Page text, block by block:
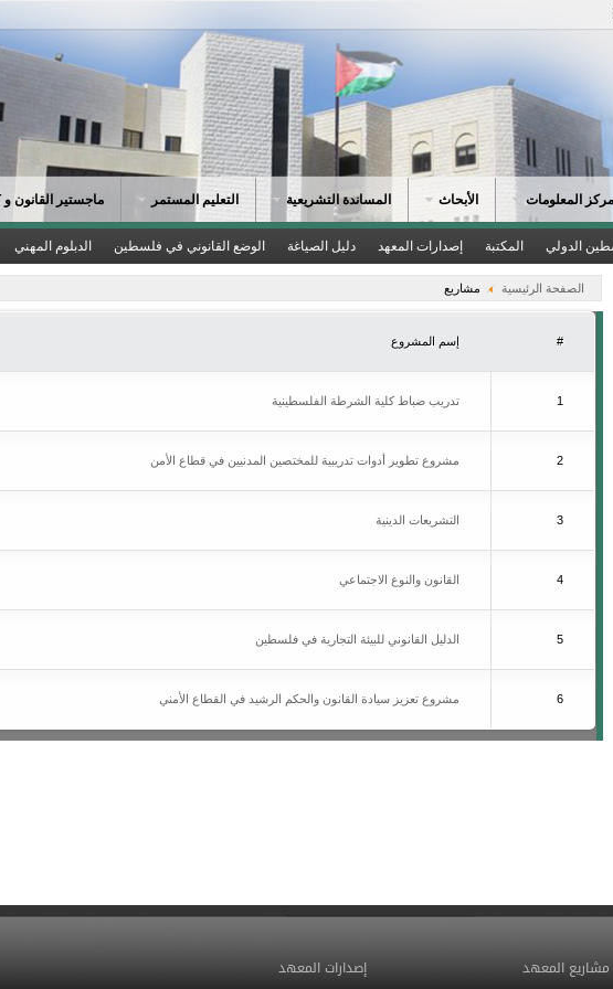
مركز المعلومات الأبحاث المساندة التشريعية التعليم المستمر ماجستير القانون و IT
الدولي المكتبة إصدارات المعهد دليل الصياغة الوضع القانوني في فلسطين الدبلوم المهني
الصفحة الرئيسية مشاريع
# إسم المشروع
1 تدريب ضباط كلية الشرطة الفلسطينية
2 مشروع تطوير أدوات تدريبية للمختصين المدنيين في قطاع الأمن
3 التشريعات الدينية
4 القانون والنوع الاجتماعي
5 الدليل القانوني للبيئة التجارية في فلسطين
6 مشروع تعزيز سيادة القانون والحكم الرشيد في القطاع الأمني
مشاريع المعهد إصدارات المعهد